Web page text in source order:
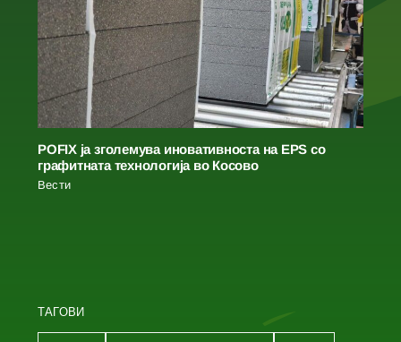
POFIX ја зголемува иновативноста на EPS со
графитната технологија во Косово
Вести
ТАГОВИ